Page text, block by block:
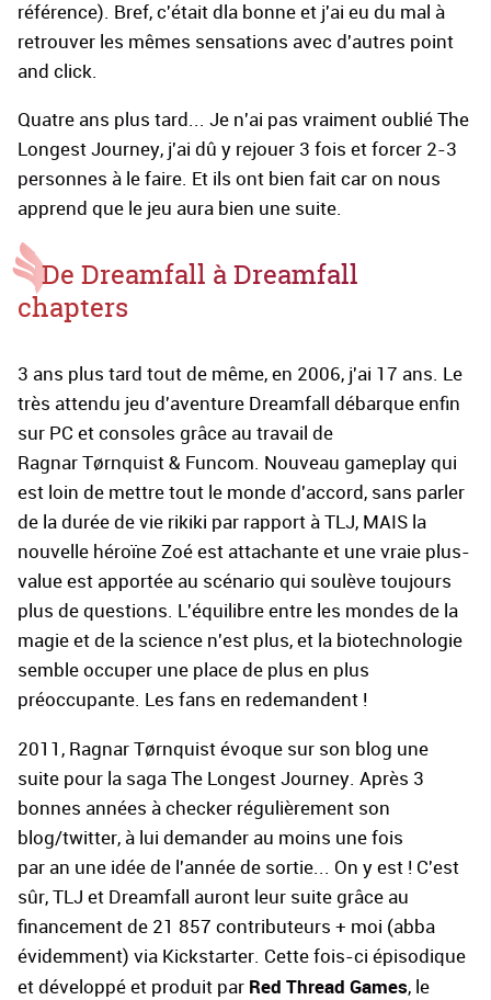
référence). Bref, c'était dla bonne et j'ai eu du mal à
retrouver les mêmes sensations avec d'autres point
and click.
Quatre ans plus tard... Je n'ai pas vraiment oublié The
Longest Journey, j'ai dû y rejouer 3 fois et forcer 2-3
personnes à le faire. Et ils ont bien fait car on nous
apprend que le jeu aura bien une suite.
De Dreamfall à Dreamfall
chapters
3 ans plus tard tout de même, en 2006, j'ai 17 ans. Le
très attendu jeu d'aventure Dreamfall débarque enfin
sur PC et consoles grâce au travail de
Ragnar Tørnquist & Funcom. Nouveau gameplay qui
est loin de mettre tout le monde d'accord, sans parler
de la durée de vie rikiki par rapport à TLJ, MAIS la
nouvelle héroïne Zoé est attachante et une vraie plus-
value est apportée au scénario qui soulève toujours
plus de questions. L'équilibre entre les mondes de la
magie et de la science n'est plus, et la biotechnologie
semble occuper une place de plus en plus
préoccupante. Les fans en redemandent !
2011, Ragnar Tørnquist évoque sur son blog une
suite pour la saga The Longest Journey. Après 3
bonnes années à checker régulièrement son
blog/twitter, à lui demander au moins une fois
par an une idée de l'année de sortie... On y est ! C'est
sûr, TLJ et Dreamfall auront leur suite grâce au
financement de 21 857 contributeurs + moi (abba
évidemment) via Kickstarter. Cette fois-ci épisodique
et développé et produit par Red Thread Games, le